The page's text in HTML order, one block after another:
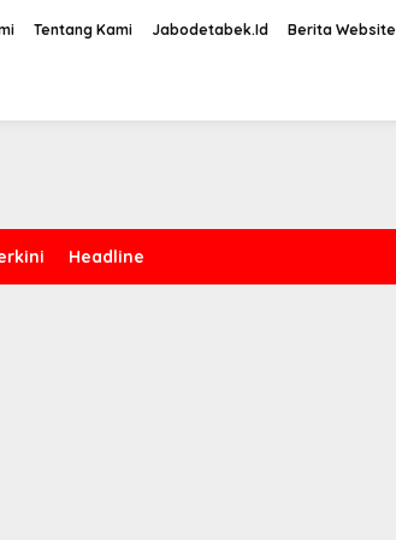
Tentang Kami Jabodetabek.Id Berita Website
Headline